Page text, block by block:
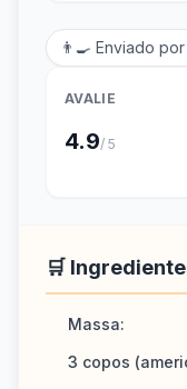
👨‍🍳 Enviado por
AVALIE
4.9/ 5
🛒
Massa:
3 copos